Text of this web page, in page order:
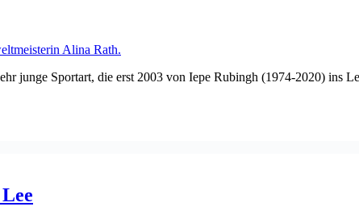
junge Sportart, die erst 2003 von Iepe Rubingh (1974-2020) ins